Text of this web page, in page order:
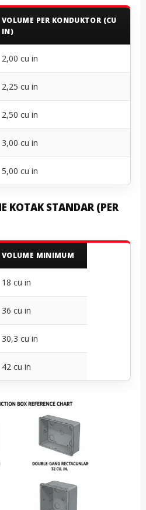
VOLUME PER KONDUKTOR (CU
IN)
2,00 cu in
2,25 cu in
2,50 cu in
3,00 cu in
5,00 cu in
KOTAK STANDAR (PER
VOLUME MINIMUM
18 cu in
36 cu in
30,3 cu in
42 cu in